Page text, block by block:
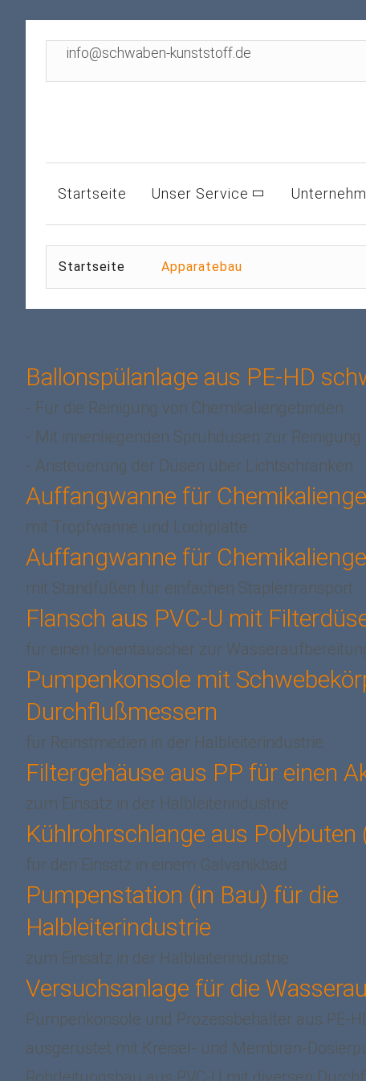
info@schwaben-kunststoff.de
Startseite Unser Service
Startseite Apparatebau
Ballonspülanlage aus PE-HD
- Für die Reinigung von Chemikaliengebinden
- Mit innenliegenden Sprühdüsen zur Reinigung
- Ansteuerung der Düsen über Lichtschranken
Auffangwanne für
mit Tropfwanne und Lochplatte
Auffangwanne für
mit Standfüßen für einfachen Staplertransport
Flansch aus PVC-U mit
für einen Ionentauscher zur
Pumpenkonsole mit
Durchflußmessern
für Reinstmedien in der Halbleiterindustrie
Filtergehäuse aus PP für einen
zum Einsatz in der Halbleiterindustrie
Kühlrohrschlange aus Polybuten
für den Einsatz in einem Galvanikbad
Pumpenstation (in Bau) für die
Halbleiterindustrie
zum Einsatz in der Halbleiterindustrie
Versuchsanlage für die
Pumpenkonsole und Prozessbehälter aus PE-
ausgerüstet mit Kreisel- und Membran-
Rohrleitungsbau aus PVC-U mit diversen